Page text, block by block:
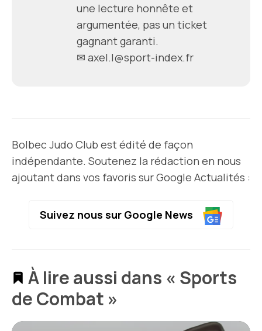
une lecture honnête et
argumentée, pas un ticket
gagnant garanti.
✉ axel.l@sport-index.fr
Bolbec Judo Club est édité de façon
indépendante. Soutenez la rédaction en nous
ajoutant dans vos favoris sur Google Actualités :
Suivez nous sur Google News
À lire aussi dans « Sports
de Combat »